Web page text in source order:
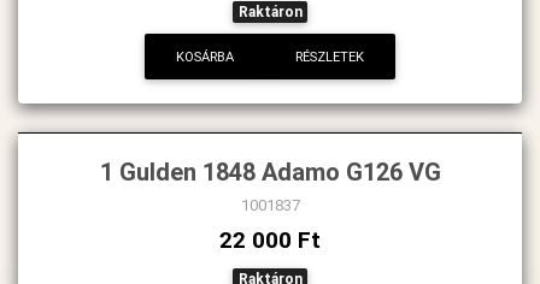
Raktáron
KOSÁRBA RÉSZLETEK
1 Gulden 1848 Adamo G126 VG
1001837
22 000 Ft
Raktáron